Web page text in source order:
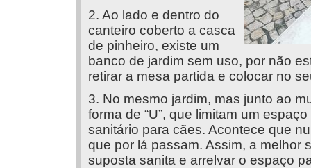
2. Ao lado e dentro do
canteiro coberto a casca
de pinheiro, existe um
banco de jardim sem uso, por não
retirar a mesa partida e colocar no
3. No mesmo jardim, mas junto ao
forma de “U”, que limitam um
sanitário para cães. Acontece que
que por lá passam. Assim, a melhor
suposta sanita e arrelvar o espaço